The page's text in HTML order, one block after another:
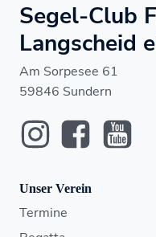
Segel-Club
Langscheid
Am Sorpesee 61
59846 Sundern
Unser Verein
Termine